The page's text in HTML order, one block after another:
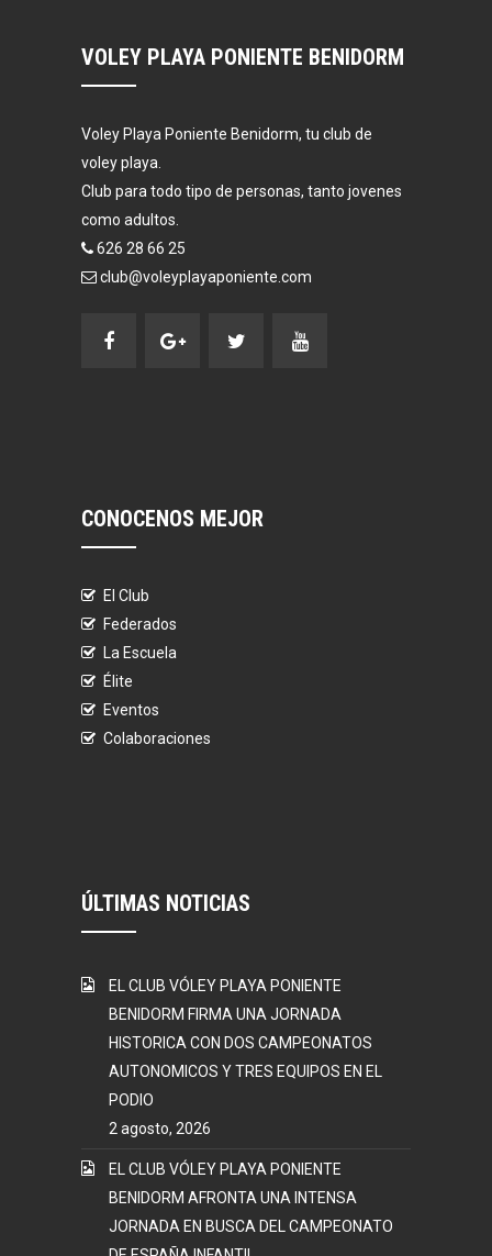
VOLEY PLAYA PONIENTE BENIDORM
Voley Playa Poniente Benidorm, tu club de
voley playa.
Club para todo tipo de personas, tanto jovenes
como adultos.
626 28 66 25
club@voleyplayaponiente.com
CONOCENOS MEJOR
El Club
Federados
La Escuela
Élite
Eventos
Colaboraciones
ÚLTIMAS NOTICIAS
EL CLUB VÓLEY PLAYA PONIENTE
BENIDORM FIRMA UNA JORNADA
HISTORICA CON DOS CAMPEONATOS
AUTONOMICOS Y TRES EQUIPOS EN EL
PODIO
2 agosto, 2026
EL CLUB VÓLEY PLAYA PONIENTE
BENIDORM AFRONTA UNA INTENSA
JORNADA EN BUSCA DEL CAMPEONATO